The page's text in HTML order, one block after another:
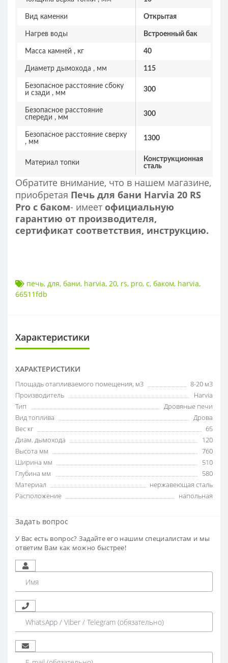
Вид каменки Открытая
Нагрев воды Встроенный бак
Масса камней , кг 40
Диаметр дымохода , мм 115
Безопасное расстояние сбоку
и сзади , мм
300
Безопасное расстояние
спереди , мм
300
Безопасное расстояние сверху
, мм
1300
Материал топки
Конструкционная
сталь
Обратите внимание, что в нашем магазине,
приобретая Печь для бани Harvia 20 RS
Pro с баком- имеет официальную
гарантию от производителя,
сертификат соответствия, инструкцию.
печь, для, бани, harvia, 20, rs, pro, с, баком, harvia,
66511fdb
Характеристики
ХАРАКТЕРИСТИКИ
Площадь отапливаемого помещения, м3
8-20 м3
Производитель
Harvia
Тип
Дровяные печи
Вид топлива
Дрова
Вес кг
65
Диам. дымохода
120
Высота мм
760
Ширина мм
510
Глубина мм
580
Материал
нержавеющая сталь
Расположение
напольная
Задать вопрос
У Вас есть вопрос? Задайте его нашим специалистам и мы
ответим Вам как можно быстрее!